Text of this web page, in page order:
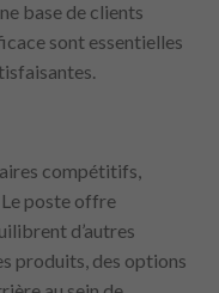
base de clients
sont essentielles
compétitifs,
Le poste offre
d’autres
produits, des options